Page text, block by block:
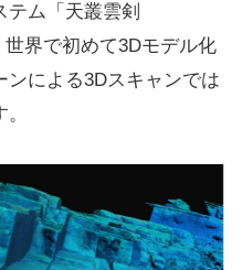
ム「天叢雲剣
世界で初めて3Dモデル化
による3Dスキャンでは